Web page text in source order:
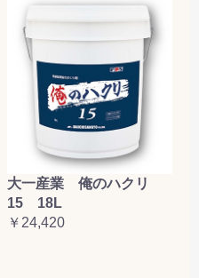
大一産業 俺のハクリ
15 18L
￥24,420